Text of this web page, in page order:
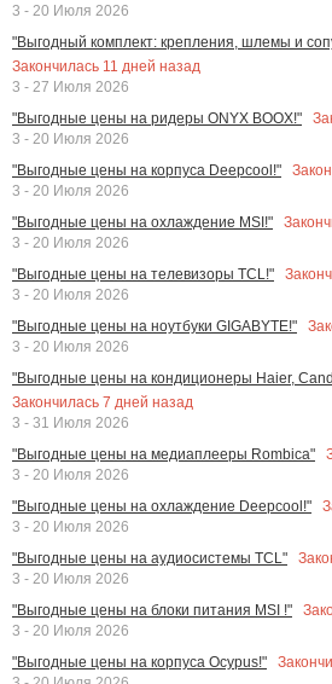
3 - 20 Июля 2026
"Выгодный комплект: крепления, шлемы и
Закончилась 11 дней назад
3 - 27 Июля 2026
"Выгодные цены на ридеры ONYX BOOX!"
3 - 20 Июля 2026
"Выгодные цены на корпуса Deepcool!"
3 - 20 Июля 2026
"Выгодные цены на охлаждение MSI!"
3 - 20 Июля 2026
"Выгодные цены на телевизоры TCL!"
3 - 20 Июля 2026
"Выгодные цены на ноутбуки GIGABYTE!"
3 - 20 Июля 2026
"Выгодные цены на кондиционеры Haier,
Закончилась 7 дней назад
3 - 31 Июля 2026
"Выгодные цены на медиаплееры Rombica"
3 - 20 Июля 2026
"Выгодные цены на охлаждение Deepcool!"
3 - 20 Июля 2026
"Выгодные цены на аудиосистемы TCL"
3 - 20 Июля 2026
"Выгодные цены на блоки питания MSI !"
3 - 20 Июля 2026
"Выгодные цены на корпуса Ocypus!"